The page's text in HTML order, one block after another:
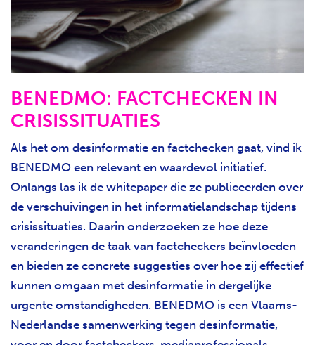
BENEDMO: FACTCHECKEN IN
CRISISSITUATIES
Als het om desinformatie en factchecken gaat, vind ik
BENEDMO een relevant en waardevol initiatief.
Onlangs las ik de whitepaper die ze publiceerden over
de verschuivingen in het informatielandschap tijdens
crisissituaties. Daarin onderzoeken ze hoe deze
veranderingen de taak van factcheckers beïnvloeden
en bieden ze concrete suggesties over hoe zij effectief
kunnen omgaan met desinformatie in dergelijke
urgente omstandigheden. BENEDMO is een Vlaams-
Nederlandse samenwerking tegen desinformatie,